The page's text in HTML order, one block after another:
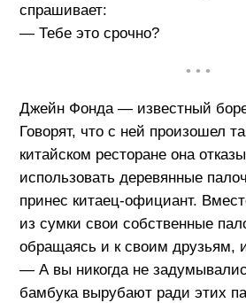
спрашивает:
— Тебе это срочно?
• • •
Джейн Фонда — известный
Говорят, что с ней произошел
китайском ресторане она
использовать деревянные
принес китаец-официант.
из сумки свои собственные
обращаясь и к своим друзьям,
— А вы никогда не
бамбука вырубают ради этих